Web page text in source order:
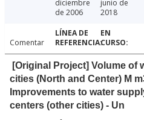
diciembre
de 2006
junio de
2018
Comentar
[Original Project] Volume of
cities (North and Center) M
Improvements to water
centers (other cities) - Un